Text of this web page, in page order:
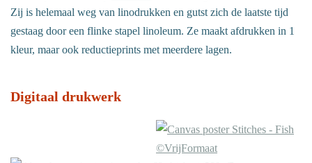
Zij is helemaal weg van linodrukken en gutst zich de laatste tijd
gestaag door een flinke stapel linoleum. Ze maakt afdrukken in 1
kleur, maar ook reductieprints met meerdere lagen.
Digitaal drukwerk